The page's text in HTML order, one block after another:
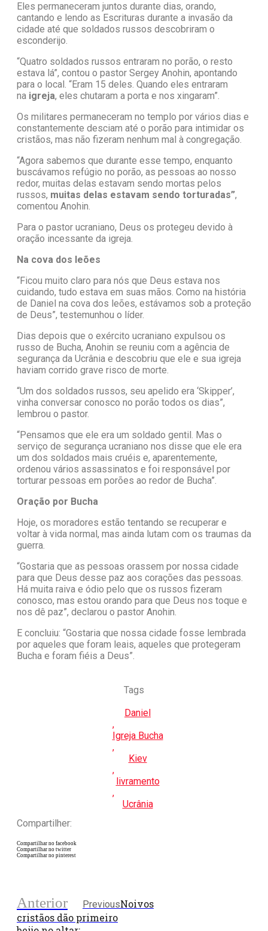
Eles permaneceram juntos durante dias, orando,
cantando e lendo as Escrituras durante a invasão da
cidade até que soldados russos descobriram o
esconderijo.
“Quatro soldados russos entraram no porão, o resto
estava lá”, contou o pastor Sergey Anohin, apontando
para o local. “Eram 15 deles. Quando eles entraram
na igreja, eles chutaram a porta e nos xingaram”.
Os militares permaneceram no templo por vários dias e
constantemente desciam até o porão para intimidar os
cristãos, mas não fizeram nenhum mal à congregação.
“Agora sabemos que durante esse tempo, enquanto
buscávamos refúgio no porão, as pessoas ao nosso
redor, muitas delas estavam sendo mortas pelos
russos, muitas delas estavam sendo torturadas”,
comentou Anohin.
Para o pastor ucraniano, Deus os protegeu devido à
oração incessante da igreja.
Na cova dos leões
“Ficou muito claro para nós que Deus estava nos
cuidando, tudo estava em suas mãos. Como na história
de Daniel na cova dos leões, estávamos sob a proteção
de Deus”, testemunhou o líder.
Dias depois que o exército ucraniano expulsou os
russo de Bucha, Anohin se reuniu com a agência de
segurança da Ucrânia e descobriu que ele e sua igreja
haviam corrido grave risco de morte.
“Um dos soldados russos, seu apelido era ‘Skipper’,
vinha conversar conosco no porão todos os dias”,
lembrou o pastor.
“Pensamos que ele era um soldado gentil. Mas o
serviço de segurança ucraniano nos disse que ele era
um dos soldados mais cruéis e, aparentemente,
ordenou vários assassinatos e foi responsável por
torturar pessoas em porões ao redor de Bucha”.
Oração por Bucha
Hoje, os moradores estão tentando se recuperar e
voltar à vida normal, mas ainda lutam com os traumas da
guerra.
“Gostaria que as pessoas orassem por nossa cidade
para que Deus desse paz aos corações das pessoas.
Há muita raiva e ódio pelo que os russos fizeram
conosco, mas estou orando para que Deus nos toque e
nos dê paz”, declarou o pastor Anohin.
E concluiu: “Gostaria que nossa cidade fosse lembrada
por aqueles que foram leais, aqueles que protegeram
Bucha e foram fiéis a Deus”.
Tags
Daniel
,
Igreja Bucha
,
Kiev
,
livramento
,
Ucrânia
Compartilher:
Compartilhar no facebook
Compartilhar no twitter
Compartilhar no pinterest
Anterior PreviousNoivos
cristãos dão primeiro